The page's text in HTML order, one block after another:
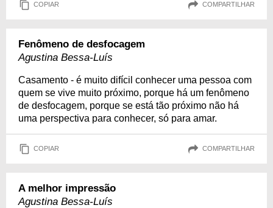
COPIAR COMPARTILHAR
Fenômeno de desfocagem
Agustina Bessa-Luís
Casamento - é muito difícil conhecer uma pessoa com
quem se vive muito próximo, porque há um fenômeno
de desfocagem, porque se está tão próximo não há
uma perspectiva para conhecer, só para amar.
COPIAR COMPARTILHAR
A melhor impressão
Agustina Bessa-Luís